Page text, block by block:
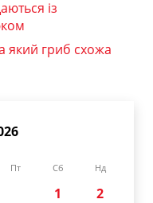
із
який гриб схожа
Пт Сб Нд
1
2